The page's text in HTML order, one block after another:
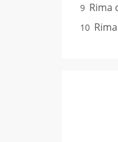
Rima